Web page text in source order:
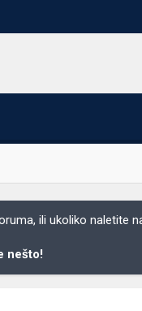
ili ukoliko naletite
nešto!